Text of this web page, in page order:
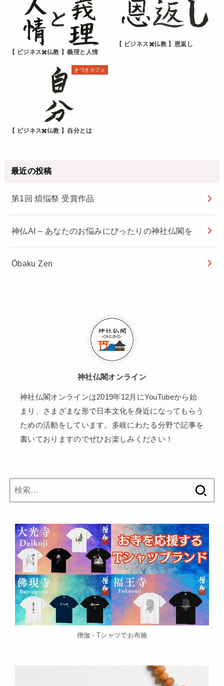
【 ビジネス✖️仏教 】義理と人情
【 ビジネス✖️仏教 】恩返し
きづきカフェ
【 ビジネス✖️仏教 】自分とは
最近の投稿
第1回 煩悩祭 受賞作品
神仏AI – あなたのお悩みにぴったりの神社仏閣を
Ōbaku Zen
神社仏閣オンライン
神社仏閣オンラインは2019年12月にYouTubeから始
まり、さまざまな形で日本文化を身近になってもらう
ための活動をしています。多岐にわたる分野で記事を
書いておりますのでぜひお楽しみください！
索:
僧伽 - Tシャツでお布施